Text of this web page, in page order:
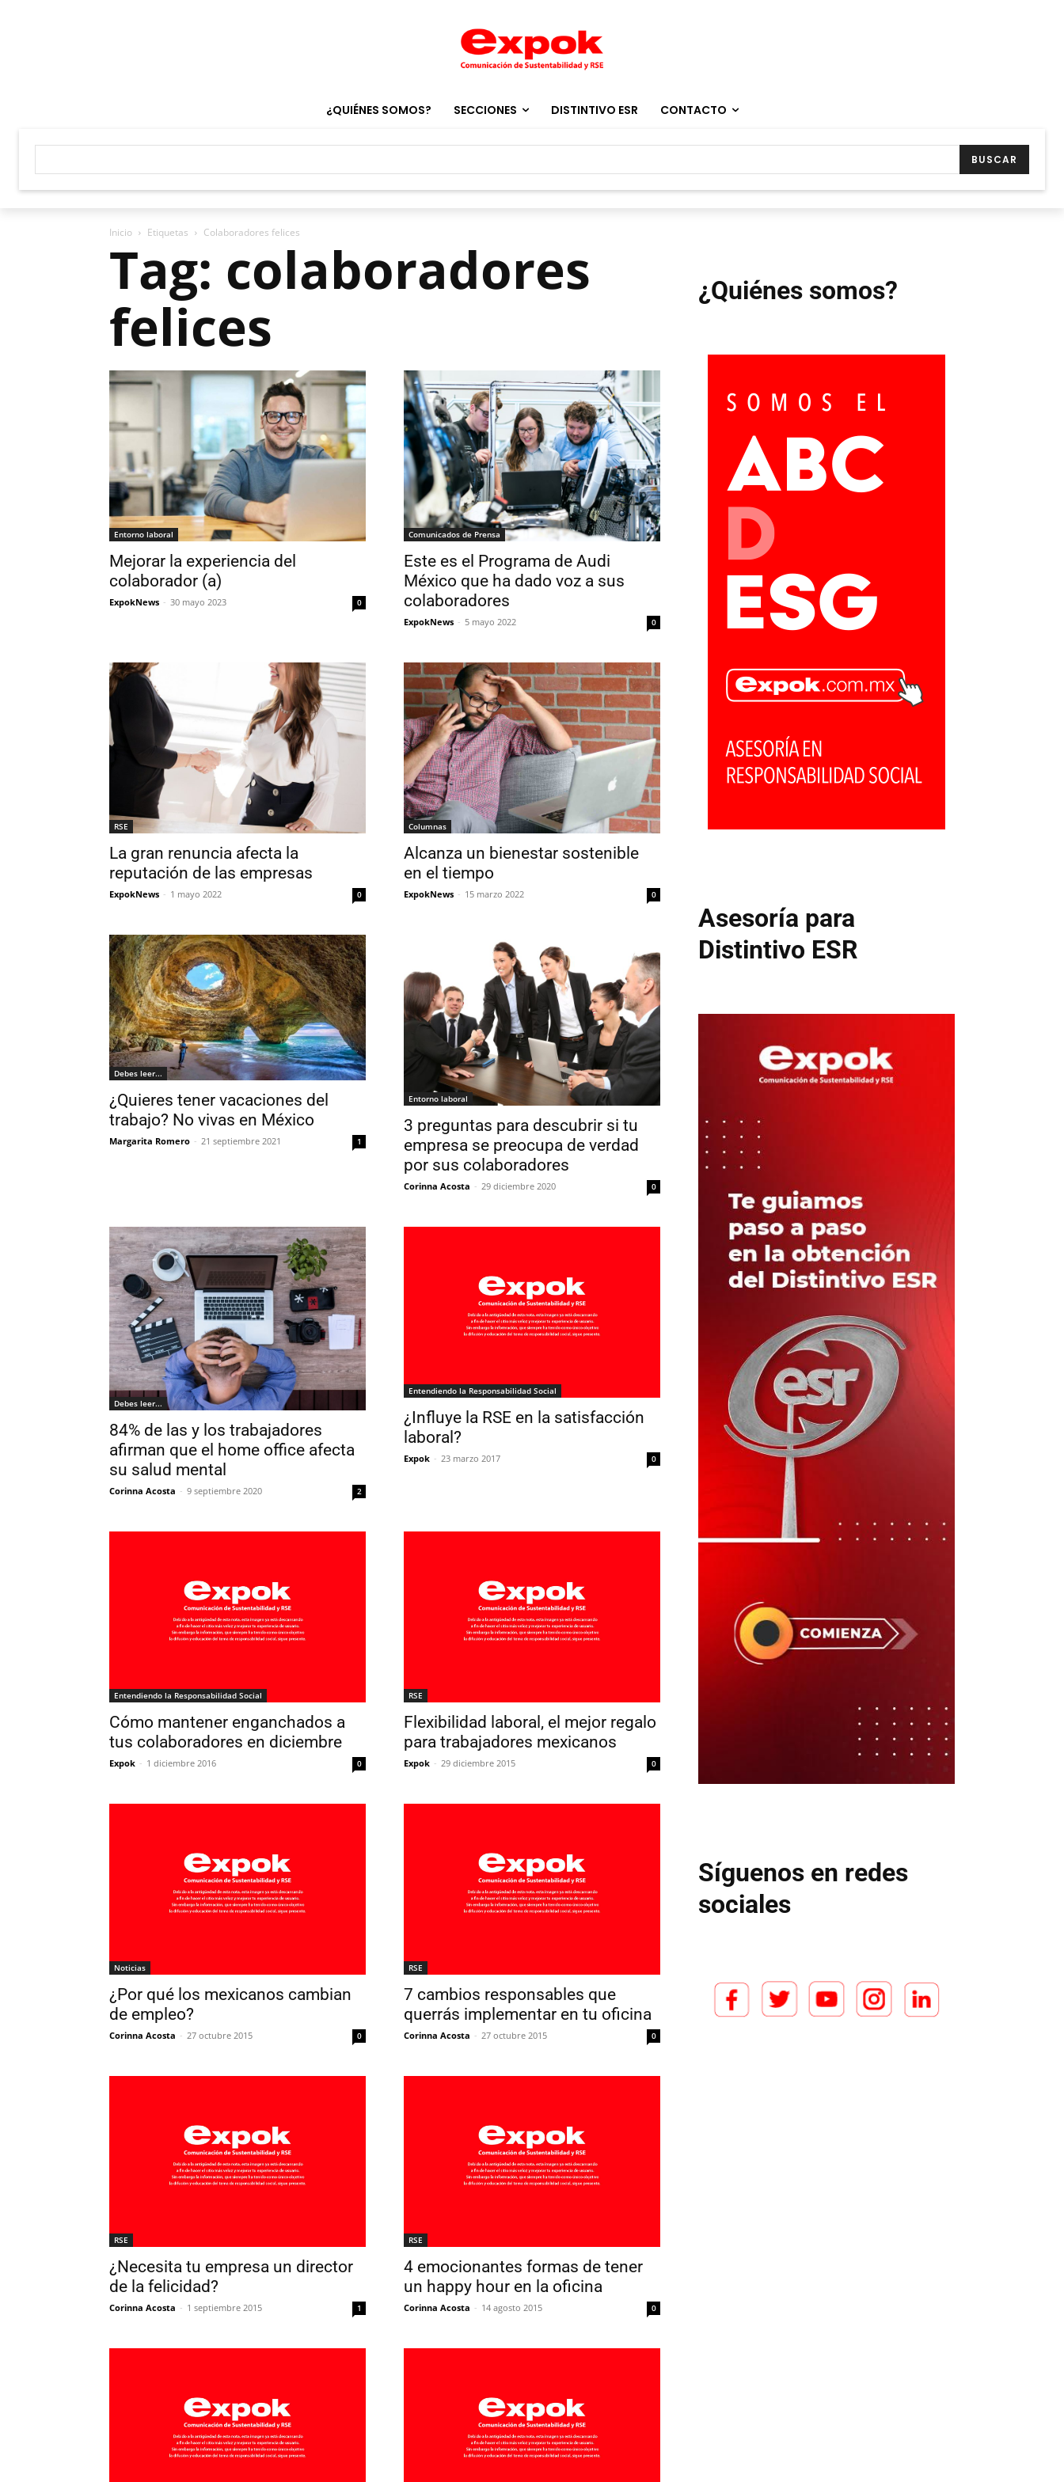
¿QUIÉNES SOMOS? SECCIONES DISTINTIVO ESR CONTACTO
BUSCAR
Inicio Etiquetas Colaboradores felices
Tag: colaboradores
felices
Entorno laboral
Mejorar la experiencia del
colaborador (a)
ExpokNews - 30 mayo 2023 0
Comunicados de Prensa
Este es el Programa de Audi
México que ha dado voz a sus
colaboradores
ExpokNews - 5 mayo 2022 0
RSE
La gran renuncia afecta la
reputación de las empresas
ExpokNews - 1 mayo 2022 0
Columnas
Alcanza un bienestar sostenible
en el tiempo
ExpokNews - 15 marzo 2022 0
Debes leer...
¿Quieres tener vacaciones del
trabajo? No vivas en México
Margarita Romero - 21 septiembre 2021 1
Entorno laboral
3 preguntas para descubrir si tu
empresa se preocupa de verdad
por sus colaboradores
Corinna Acosta - 29 diciembre 2020 0
Debes leer...
84% de las y los trabajadores
afirman que el home office afecta
su salud mental
Corinna Acosta - 9 septiembre 2020 2
Entendiendo la Responsabilidad Social
¿Influye la RSE en la satisfacción
laboral?
Expok - 23 marzo 2017 0
Entendiendo la Responsabilidad Social
Cómo mantener enganchados a
tus colaboradores en diciembre
Expok - 1 diciembre 2016 0
RSE
Flexibilidad laboral, el mejor regalo
para trabajadores mexicanos
Expok - 29 diciembre 2015 0
Noticias
¿Por qué los mexicanos cambian
de empleo?
Corinna Acosta - 27 octubre 2015 0
RSE
7 cambios responsables que
querrás implementar en tu oficina
Corinna Acosta - 27 octubre 2015 0
RSE
¿Necesita tu empresa un director
de la felicidad?
Corinna Acosta - 1 septiembre 2015 1
RSE
4 emocionantes formas de tener
un happy hour en la oficina
Corinna Acosta - 14 agosto 2015 0
¿Quiénes somos?
Asesoría para
Distintivo ESR
Síguenos en redes
sociales